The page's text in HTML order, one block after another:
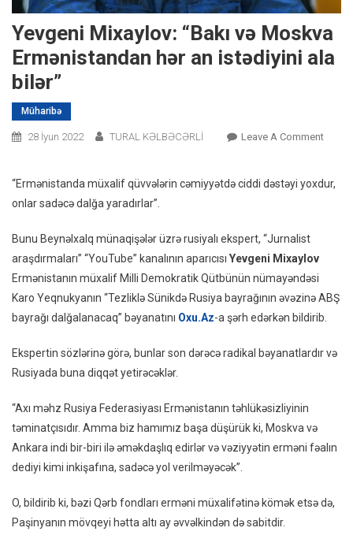
Yevgeni Mixaylov: “Bakı və Moskva
Ermənistandan hər an istədiyini ala
bilər”
Müharibə
28 İyun 2022 TURAL KƏLBƏCƏRLİ Leave A CommentOn
“Bakı
Ala
“Ermənistanda müxalif qüvvələrin cəmiyyətdə ciddi dəstəyi yoxdur,
onlar sadəcə dalğa yaradırlar”.
Bunu Beynəlxalq münaqişələr üzrə rusiyalı ekspert, “Jurnalist
araşdırmaları” “YouTube” kanalının aparıcısı Yevgeni Mixaylov
Ermənistanın müxalif Milli Demokratik Qütbünün nümayəndəsi
Karo Yeqnukyanın “Tezliklə Sünikdə Rusiya bayrağının əvəzinə ABŞ
bayrağı dalğalanacaq” bəyanatını Oxu.Az-a şərh edərkən bildirib.
Ekspertin sözlərinə görə, bunlar son dərəcə radikal bəyanatlardır və
Rusiyada buna diqqət yetirəcəklər.
“Axı məhz Rusiya Federasiyası Ermənistanın təhlükəsizliyinin
təminatçısıdır. Amma biz hamımız başa düşürük ki, Moskva və
Ankara indi bir-biri ilə əməkdaşlıq edirlər və vəziyyətin erməni fəalın
dediyi kimi inkişafına, sadəcə yol verilməyəcək”.
O, bildirib ki, bəzi Qərb fondları erməni müxalifətinə kömək etsə də,
Paşinyanın mövqeyi hətta altı ay əvvəlkindən də sabitdir.